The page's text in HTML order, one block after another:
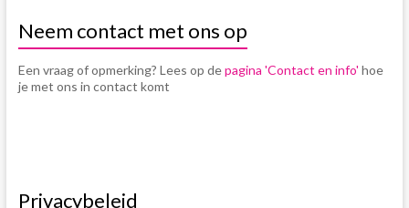
Neem contact met ons op
Een vraag of opmerking? Lees op depagina 'Contact en info' hoe
je met ons in contact komt
Privacybeleid